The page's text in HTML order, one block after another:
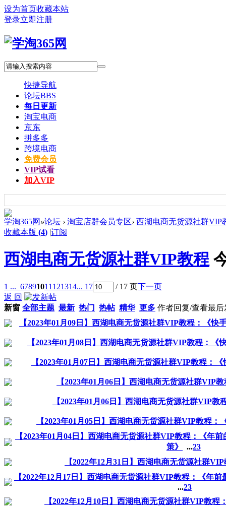
设为首页收藏本站
登录立即注册
快捷导航
论坛BBS
每日更新
淘宝电商
京东
拼多多
跨境电商
免费会员
VIP试看
加入VIP
学淘365网 »论坛 › 淘宝店群会员专区› 西湖电商无货源社群VIP
收藏本版 (4) |订阅
西湖电商无货源社群VIP教程
1 ... 67891011 121314... 17 / 17 页下一页
返 回
新窗 全部主题 最新 热门 热帖 精华 更多 作者回复/查看最后
【2023年01月09日】西湖电商无货源社群VIP教程：《快
【2023年01月08日】西湖电商无货源社群VIP教程：《
【2023年01月07日】西湖电商无货源社群VIP教程：
【2023年01月06日】西湖电商无货源社群VIP
【2023年01月06日】西湖电商无货源社群VIP教
【2023年01月05日】西湖电商无货源社群VIP教程：
【2023年01月04日】西湖电商无货源社群VIP教程：《年
策》
...23
【2022年12月31日】西湖电商无货源社群
【2022年12月17日】西湖电商无货源社群VIP教程：《年
...23
【2022年12月10日】西湖电商无货源社群VIP教程